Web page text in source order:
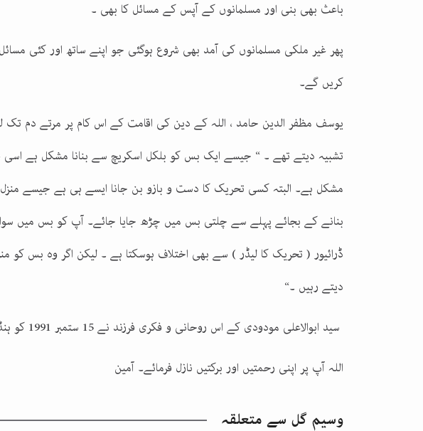
باعث بھی بنی اور مسلمانوں کے آپس کے مسائل کا بھی ۔
پھر غیر ملکی مسلمانوں کی آمد بھی شروع ہوگئی جو اپنے ساتھ اور کئی
کریں گے۔
یوسف مظفر الدین حامد ، اللہ کے دین کی اقامت کے اس کام پر مرتے دم
تشبیہ دیتے تھے ۔ “ جیسے ایک بس کو بلکل اسکریچ سے بنانا مشکل ہے
مشکل ہے۔ البتہ کسی تحریک کا دست و بازو بن جانا ایسے ہی ہے جیسے
بنانے کے بجائے پہلے سے چلتی بس میں چڑھ جایا جائے۔ آپ کو بس میں
ڈرائیور ( تحریک کا لیڈر ) سے بھی اختلاف ہوسکتا ہے ۔ لیکن اگر وہ بس کو
دیتے رہیں ۔“
سید ابوالاعلی مودودی کے اس روحانی و فکری فرزند نے 15 ستمبر 1991 کو ہنڈورس میں انتقال فرمایا ۔
اللہ آپ پر اپنی رحمتیں اور برکتیں نازل فرمائے۔ آمین
وسیم گل سے متعلقہ